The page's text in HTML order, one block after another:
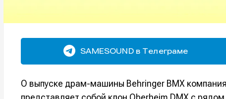
SAMESOUND в Телеграме
О выпуске драм-машины Behringer BMX